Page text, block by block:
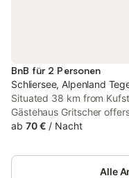
BnB für 2 Personen
Schliersee, Alpenland
Situated 38 km from
Gästehaus Gritscher
accommodation with a
features free WiFi, free
and facilities for disabled
ab 70 € / Nacht
Alle